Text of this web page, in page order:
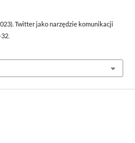
Twitter jako narzędzie komunikacji